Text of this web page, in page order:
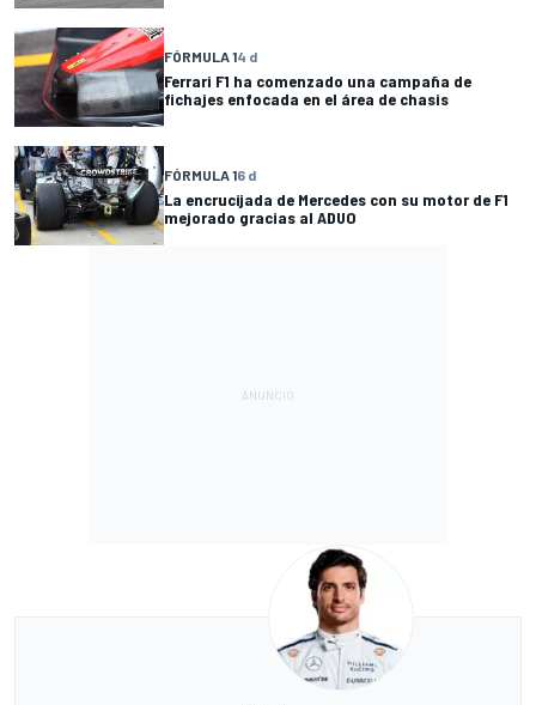
FÓRMULA 14 d
Ferrari F1 ha comenzado una campaña de
fichajes enfocada en el área de chasis
FÓRMULA 16 d
La encrucijada de Mercedes con su motor de F1
mejorado gracias al ADUO